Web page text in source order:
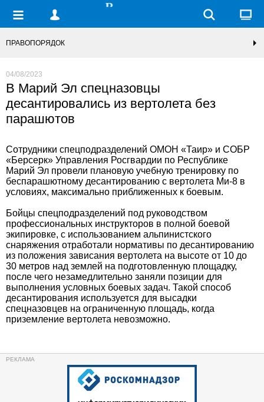
ПРАВОПОРЯДОК
04/08/2023
В Марий Эл спецназовцы
десантировались из вертолета без
парашютов
Сотрудники спецподразделений ОМОН «Таир» и СОБР
«Берсерк» Управления Росгвардии по Республике
Марий Эл провели плановую учебную тренировку по
беспарашютному десантированию с вертолета Ми-8 в
условиях, максимально приближенных к боевым.
Бойцы спецподразделений под руководством
профессиональных инструкторов в полной боевой
экипировке, с использованием альпинистского
снаряжения отработали нормативы по десантированию
из положения зависания вертолета на высоте от 10 до
30 метров над землей на подготовленную площадку,
после чего незамедлительно заняли позиции для
выполнения условных боевых задач. Такой способ
десантирования используется для высадки
спецназовцев на ограниченную площадь, когда
приземление вертолета невозможно.